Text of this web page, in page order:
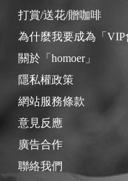
打賞/送花/贈咖啡
為什麼我要成為「VIP
關於「homoer」
隱私權政策
網站服務條款
意見反應
廣告合作
聯絡我們